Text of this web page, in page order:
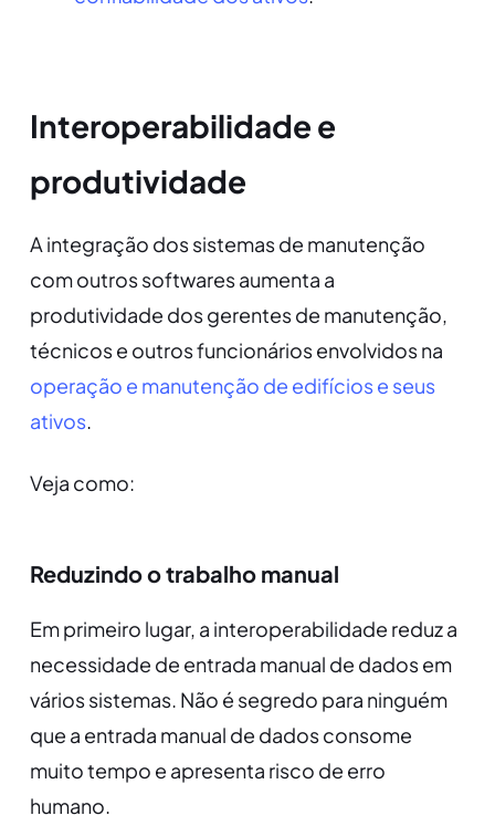
Interoperabilidade e
produtividade
A integração dos sistemas de manutenção
com outros softwares aumenta a
produtividade dos gerentes de manutenção,
técnicos e outros funcionários envolvidos na
operação e manutenção de edifícios e seus
ativos.
Veja como:
Reduzindo o trabalho manual
Em primeiro lugar, a interoperabilidade reduz a
necessidade de entrada manual de dados em
vários sistemas. Não é segredo para ninguém
que a entrada manual de dados consome
muito tempo e apresenta risco de erro
humano.